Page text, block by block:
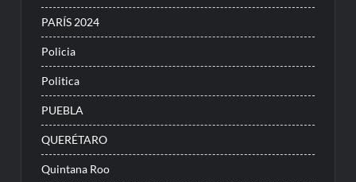
PARÍS 2024
Policia
Politica
PUEBLA
QUERÉTARO
Quintana Roo